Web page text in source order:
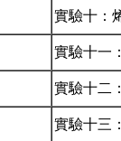
實驗十：
實驗十一
實驗十二
實驗十三